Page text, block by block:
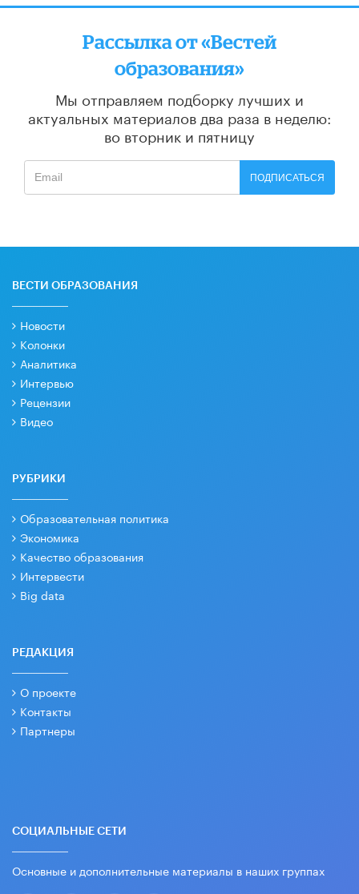
Рассылка от «Вестей
образования»
Мы отправляем подборку лучших и
актуальных материалов два раза в неделю:
во вторник и пятницу
ПОДПИСАТЬСЯ
ВЕСТИ ОБРАЗОВАНИЯ
Новости
Колонки
Аналитика
Интервью
Рецензии
Видео
РУБРИКИ
Образовательная политика
Экономика
Качество образования
Интервести
Big data
РЕДАКЦИЯ
О проекте
Контакты
Партнеры
СОЦИАЛЬНЫЕ СЕТИ
Основные и дополнительные материалы в наших группах